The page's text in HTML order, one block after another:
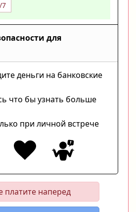
7
для
деньги на банковские
что бы узнать больше
при личной встрече
платите наперед